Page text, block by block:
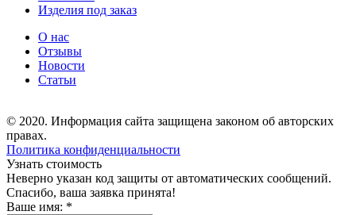
Изделия под заказ
О нас
Отзывы
Новости
Статьи
© 2020. Информация сайта защищена законом об авторских
правах.
Политика конфиденциальности
Узнать стоимость
Неверно указан код защиты от автоматических сообщений.
Спасибо, ваша заявка принята!
Ваше имя: *